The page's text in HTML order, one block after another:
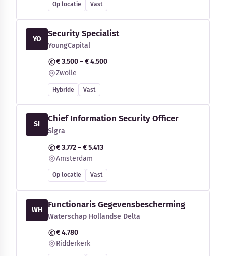
Op locatie Vast
YO
Security Specialist
YoungCapital
€ 3.500 – € 4.500
Zwolle
Hybride Vast
SI
Chief Information Security Officer
Sigra
€ 3.772 – € 5.413
Amsterdam
Op locatie Vast
WH
Functionaris Gegevensbescherming
Waterschap Hollandse Delta
€ 4.780
Ridderkerk